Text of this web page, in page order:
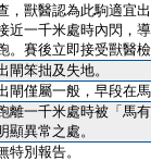
，獸醫認為此駒適宜
近一千米處時內閃，
。賽後立即接受獸醫
閘笨拙及失地。
閘僅屬一般，早段在
離一千米處時被「馬
顯異常之處。
特別報告。